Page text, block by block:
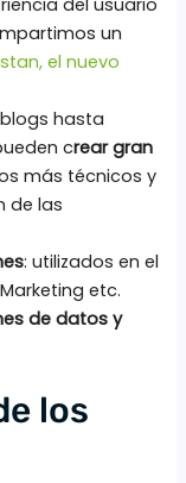
un
el nuevo
hasta
crear gran
más técnicos y
de las
: utilizados en el
etc.
de datos y
los